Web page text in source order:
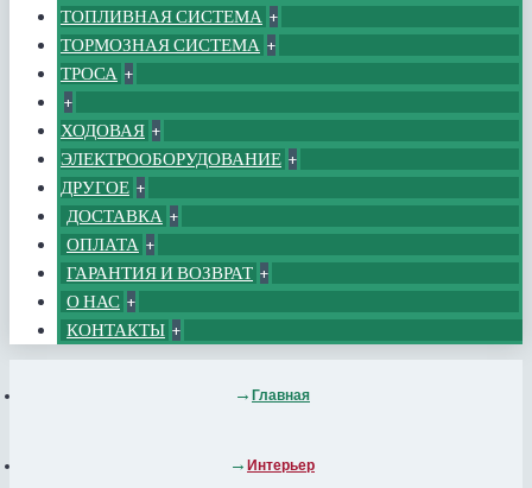
ТОПЛИВНАЯ СИСТЕМА +
ТОРМОЗНАЯ СИСТЕМА +
ТРОСА +
+
ХОДОВАЯ +
ЭЛЕКТРООБОРУДОВАНИЕ +
ДРУГОЕ +
ДОСТАВКА +
ОПЛАТА +
ГАРАНТИЯ И ВОЗВРАТ +
О НАС +
КОНТАКТЫ +
Главная
Интерьер